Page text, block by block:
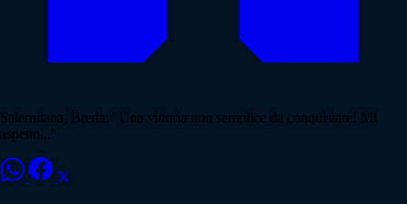
Salernitana, Breda: "Una vittoria non semplice da conquistare! Mi
aspetto..."